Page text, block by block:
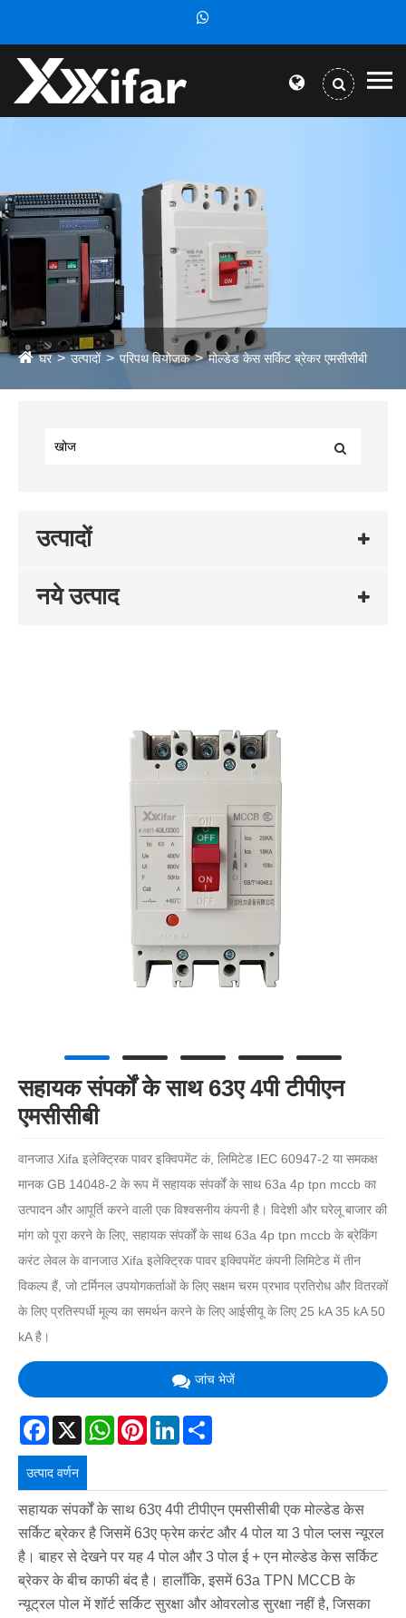
घर उत्पादों परिपथ वियोजक मोल्डेड केस सर्किट ब्रेकर एमसीसीबी
उत्पादों
नये उत्पाद
सहायक संपर्कों के साथ 63ए 4पी टीपीएन
एमसीसीबी
वानजाउ Xifa इलेक्ट्रिक पावर इक्विपमेंट कं, लिमिटेड IEC 60947-2 या समकक्ष
मानक GB 14048-2 के रूप में सहायक संपर्कों के साथ 63a 4p tpn mccb का
उत्पादन और आपूर्ति करने वाली एक विश्वसनीय कंपनी है। विदेशी और घरेलू बाजार की
मांग को पूरा करने के लिए, सहायक संपर्कों के साथ 63a 4p tpn mccb के ब्रेकिंग
करंट लेवल के वानजाउ Xifa इलेक्ट्रिक पावर इक्विपमेंट कंपनी लिमिटेड में तीन
विकल्प हैं, जो टर्मिनल उपयोगकर्ताओं के लिए सक्षम चरम प्रभाव प्रतिरोध और वितरकों
के लिए प्रतिस्पर्धी मूल्य का समर्थन करने के लिए आईसीयू के लिए 25 kA 35 kA 50
kA है।
जांच भेजें
Facebook
X WhatsAppPinterestLinkedIn
उत्पाद वर्णन
सहायक संपर्कों के साथ 63ए 4पी टीपीएन एमसीसीबी एक मोल्डेड केस
सर्किट ब्रेकर है जिसमें 63ए फ्रेम करंट और 4 पोल या 3 पोल प्लस न्यूरल
है। बाहर से देखने पर यह 4 पोल और 3 पोल ई + एन मोल्डेड केस सर्किट
ब्रेकर के बीच काफी बंद है। हालाँकि, इसमें 63a TPN MCCB के
न्यूट्रल पोल में शॉर्ट सर्किट सुरक्षा और ओवरलोड सुरक्षा नहीं है, जिसका